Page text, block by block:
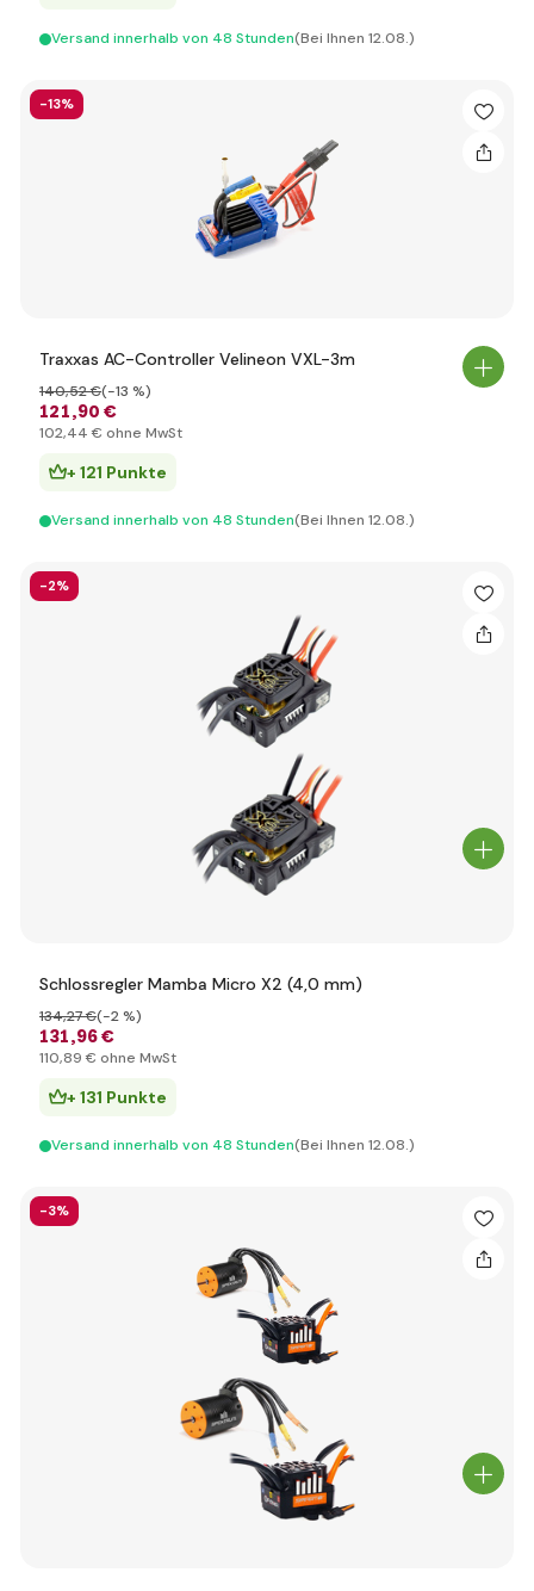
Versand innerhalb von 48 Stunden(Bei Ihnen 12.08.)
-13%
Traxxas AC-Controller Velineon VXL-3m
121,90 €
140,52 €(-13 %)
102,44 € ohne MwSt
+ 121 Punkte
Versand innerhalb von 48 Stunden(Bei Ihnen 12.08.)
-2%
Schlossregler Mamba Micro X2 (4,0 mm)
131,96 €
134,27 €(-2 %)
110,89 € ohne MwSt
+ 131 Punkte
Versand innerhalb von 48 Stunden(Bei Ihnen 12.08.)
-3%